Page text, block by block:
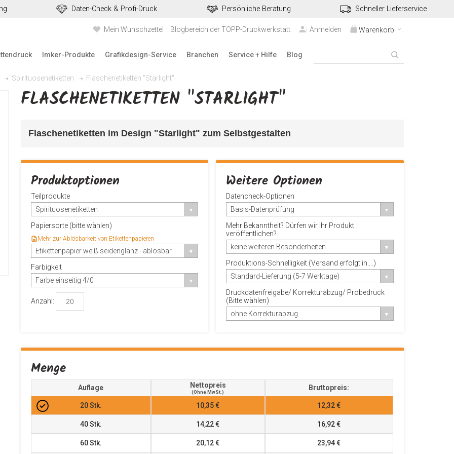
Daten-Check & Profi-Druck Persönliche Beratung Schneller Lieferservice
Warenkorb
Mein Wunschzettel Blogbereich der TOPP-Druckwerkstatt Anmelden
Imker-Produkte Grafikdesign-Service Branchen Service + Hilfe Blog
Spirituosenetiketten Flaschenetiketten "Starlight"
FLASCHENETIKETTEN "STARLIGHT"
Flaschenetiketten im Design "Starlight" zum Selbstgestalten
Produktoptionen
Teilprodukte
Spirituosenetiketten
Papiersorte (bitte wählen)
Mehr zur Ablösbarkeit von Etikettenpapieren
Etikettenpapier weiß seidenglanz - ablösbar
Farbigkeit
Farbe einseitig 4/0
Anzahl:
Weitere Optionen
Datencheck-Optionen
Basis-Datenprüfung
Mehr Bekanntheit? Dürfen wir Ihr Produkt
veröffentlichen?
keine weiteren Besonderheiten
Produktions-Schnelligkeit (Versand erfolgt in....)
Standard-Lieferung (5-7 Werktage)
Druckdatenfreigabe/ Korrekturabzug/ Probedruck
(Bitte wählen)
ohne Korrekturabzug
Menge
Auflage Nettopreis
(ohne MwSt.)
Bruttopreis:
20Stk. 10,35 € 12,32 €
40Stk. 14,22 € 16,92 €
60Stk. 20,12 € 23,94 €